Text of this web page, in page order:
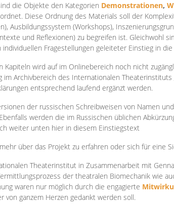
die Objekte den Kategorien Demonstrationen,
Diese Ordnung des Materials soll der
Ausbildungssystem (Workshops),
und Reflexionen) zu begreifen ist. Gleichwohl
Fragestellungen geleiteter Einstieg in
Kapiteln wird auf im Onlinebereich noch nicht
im Archivbereich des Internationalen
entsprechend laufend ergänzt werden.
der russischen Schreibweisen von Namen
werden die im Russischen üblichen
weiter unten hier in diesem Einstiegstext
über das Projekt zu erfahren oder sich für eine
Theaterinstitut in Zusammenarbeit mit
der theatralen Biomechanik wie
waren nur möglich durch die engagierte
von ganzem Herzen gedankt werden soll.